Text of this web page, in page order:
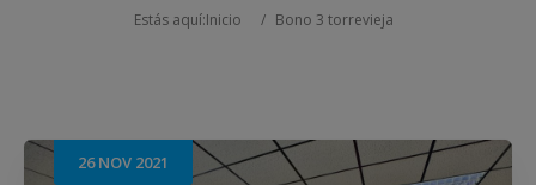
Estás aquí:Inicio / Bono 3 torrevieja
26NOV 2021